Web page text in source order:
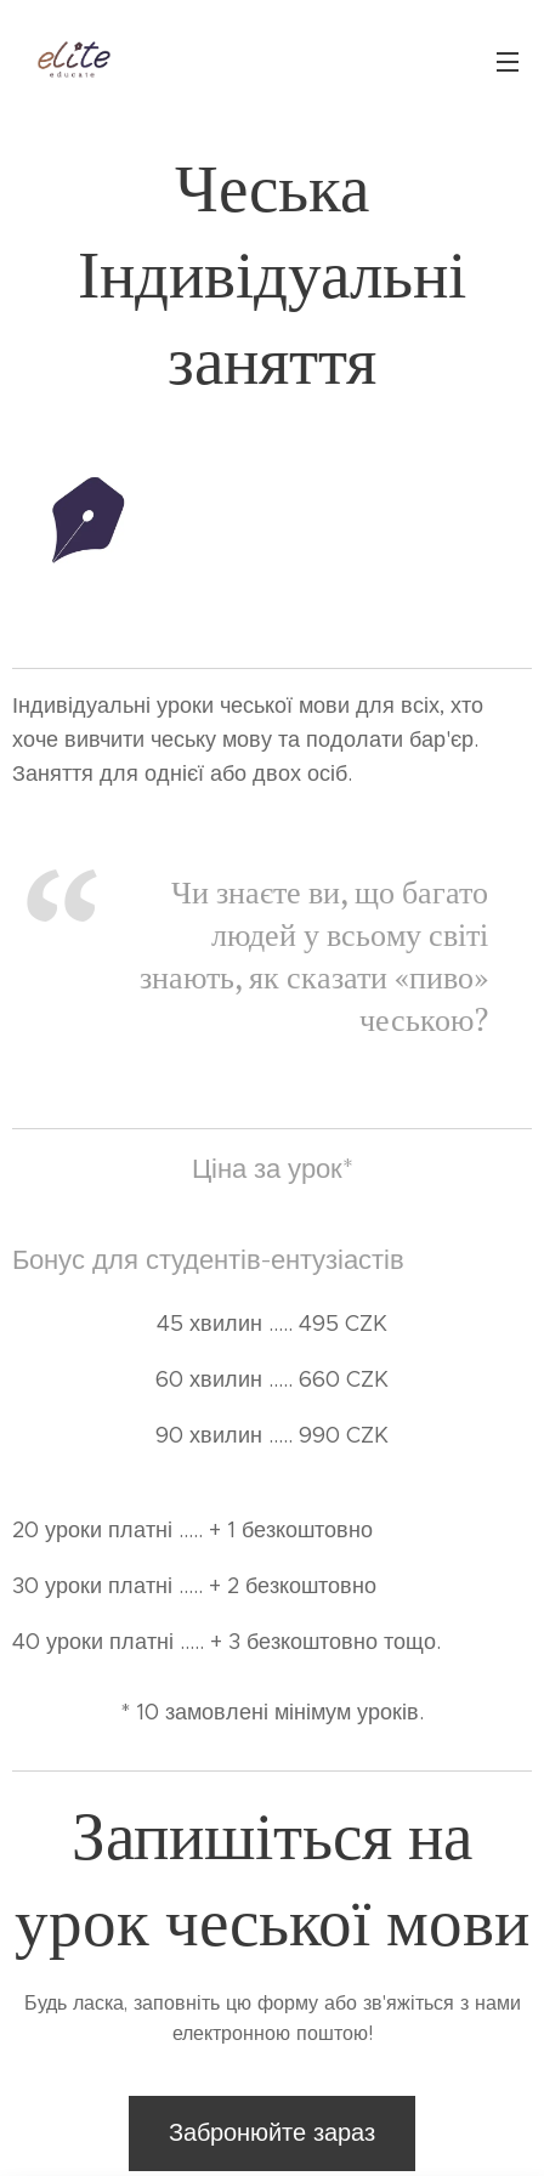
Чеська
Індивідуальні
заняття
Індивідуальні уроки чеської мови для всіх, хто
хоче вивчити чеську мову та подолати бар'єр.
Заняття для однієї або двох осіб.
Чи знаєте ви, що багато
людей у всьому світі
знають, як сказати «пиво»
чеською?
Ціна за урок*
Бонус для студентів-ентузіастів
45 хвилин ..... 495 CZK
60 хвилин ..... 660 CZK
90 хвилин ..... 990 CZK
20 уроки платні ..... + 1 безкоштовно
30 уроки платні ..... + 2 безкоштовно
40 уроки платні ..... + 3 безкоштовно тощо.
* 10 замовлені мінімум уроків.
Запишіться на
урок чеської мови
Будь ласка, заповніть цю форму або зв'яжіться з нами
електронною поштою!
Забронюйте зараз